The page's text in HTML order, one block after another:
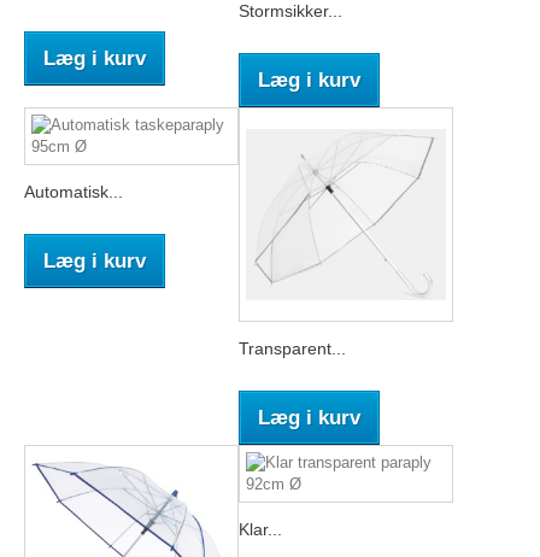
Læg i kurv
Stormsikker...
Læg i kurv
Automatisk...
Læg i kurv
Transparent...
Læg i kurv
Klar...